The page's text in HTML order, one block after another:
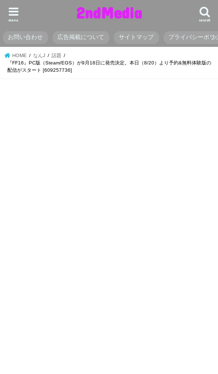
2ndMedia search
menu
お問い合わせ 広告掲載について サイトマップ プライバシーポリ
HOME なんJ
話題
『FF16』PC版（Steam/EGS）が9月18日に発売決定。本日（8/20）より予約&無料体験版の
配信がスタート [609257736]